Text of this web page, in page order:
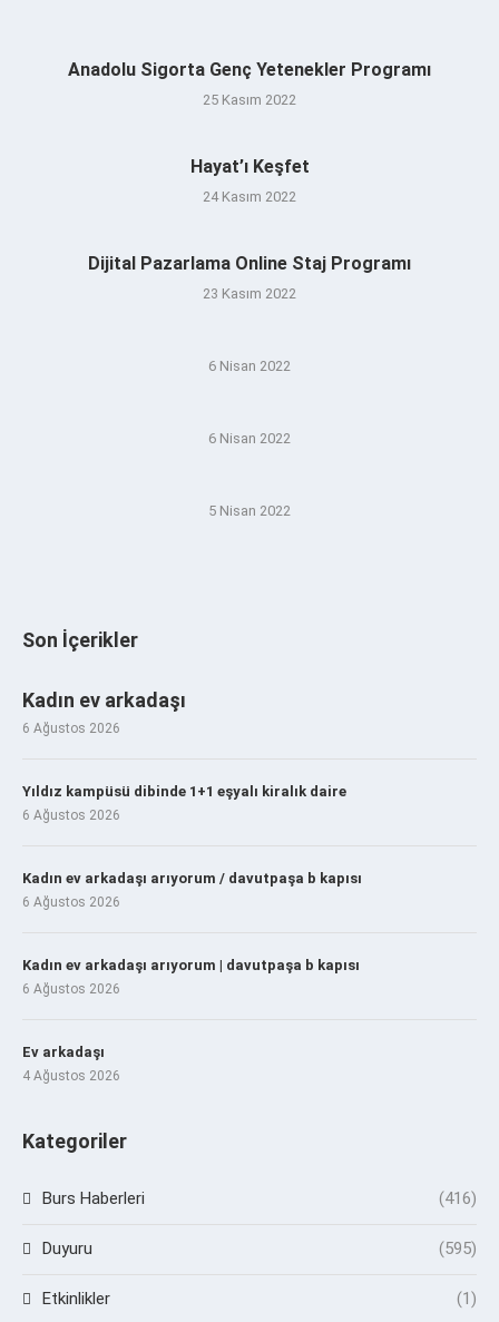
Anadolu Sigorta Genç Yetenekler Programı
25 Kasım 2022
Hayat’ı Keşfet
24 Kasım 2022
Dijital Pazarlama Online Staj Programı
23 Kasım 2022
6 Nisan 2022
6 Nisan 2022
5 Nisan 2022
Son İçerikler
Kadın ev arkadaşı
6 Ağustos 2026
Yıldız kampüsü dibinde 1+1 eşyalı kiralık daire
6 Ağustos 2026
Kadın ev arkadaşı arıyorum / davutpaşa b kapısı
6 Ağustos 2026
Kadın ev arkadaşı arıyorum | davutpaşa b kapısı
6 Ağustos 2026
Ev arkadaşı
4 Ağustos 2026
Kategoriler
Burs Haberleri (416)
Duyuru (595)
Etkinlikler (1)